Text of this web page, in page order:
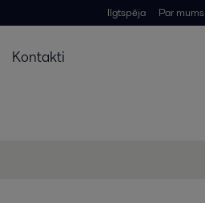
Ilgtspēja Par mums
Kontakti